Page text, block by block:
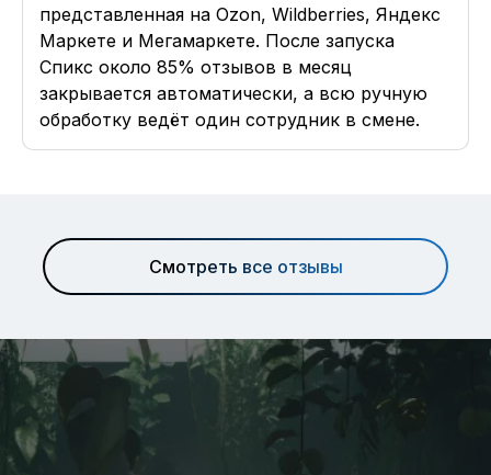
представленная на Ozon, Wildberries, Яндекс
Маркете и Мегамаркете. После запуска
Спикс около 85% отзывов в месяц
закрывается автоматически, а всю ручную
обработку ведёт один сотрудник в смене.
Смотреть все отзывы